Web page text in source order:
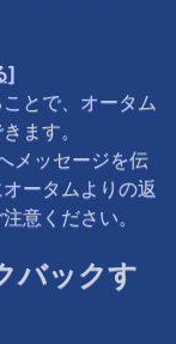
]
とで、オータム
ます。
メッセージを伝
ータムよりの返
意ください。
バックす